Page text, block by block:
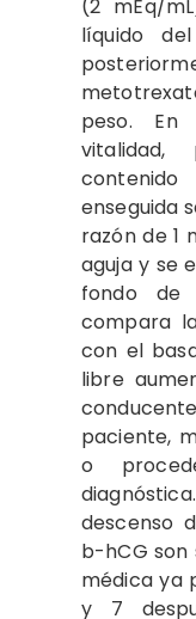
(2 mEq/
líquido
peso.
enseguida
razón de 1
aguja y se
fondo de
compara
con el
libre
paciente,
o
descenso
b-hCG son
médica ya
y 7